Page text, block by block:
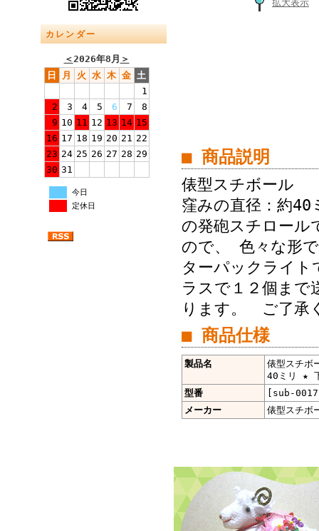
カレンダー
＜2026年8月 ＞
日
月 火 水 木 金 土
1
2
3 4 5 6 7
8
9 10 11 12 13 14 15
16 17 18 19 20 21 22
23 24 25 26 27 28 29
30 31
今日
定休日
拡大表示
■ 商品説明
俵型スチボール
窪みの直径：約
の発砲スチロー
ので、 色々な形
ターパックライ
ラスで１２個まで
ります。 ご了承
■ 商品仕様
製品名
俵型スチ
40ミリ ★
型番
[sub-
メーカー
俵型スチボ